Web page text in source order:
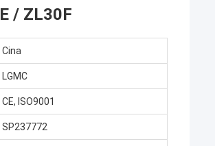
/ ZL30F
Cina
LGMC
CE, ISO9001
SP237772